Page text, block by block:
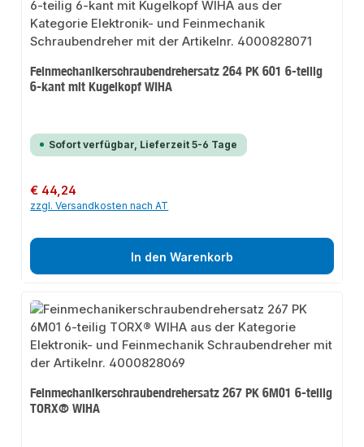
Feinmechanikerschraubendrehersatz 264 PK 601 6-teilig
6-kant mit Kugelkopf WIHA
Sofort verfügbar, Lieferzeit 5-6 Tage
Regulärer Preis:
€ 44,24
zzgl. Versandkosten nach AT
In den Warenkorb
Feinmechanikerschraubendrehersatz 267 PK 6M01 6-teilig
TORX® WIHA